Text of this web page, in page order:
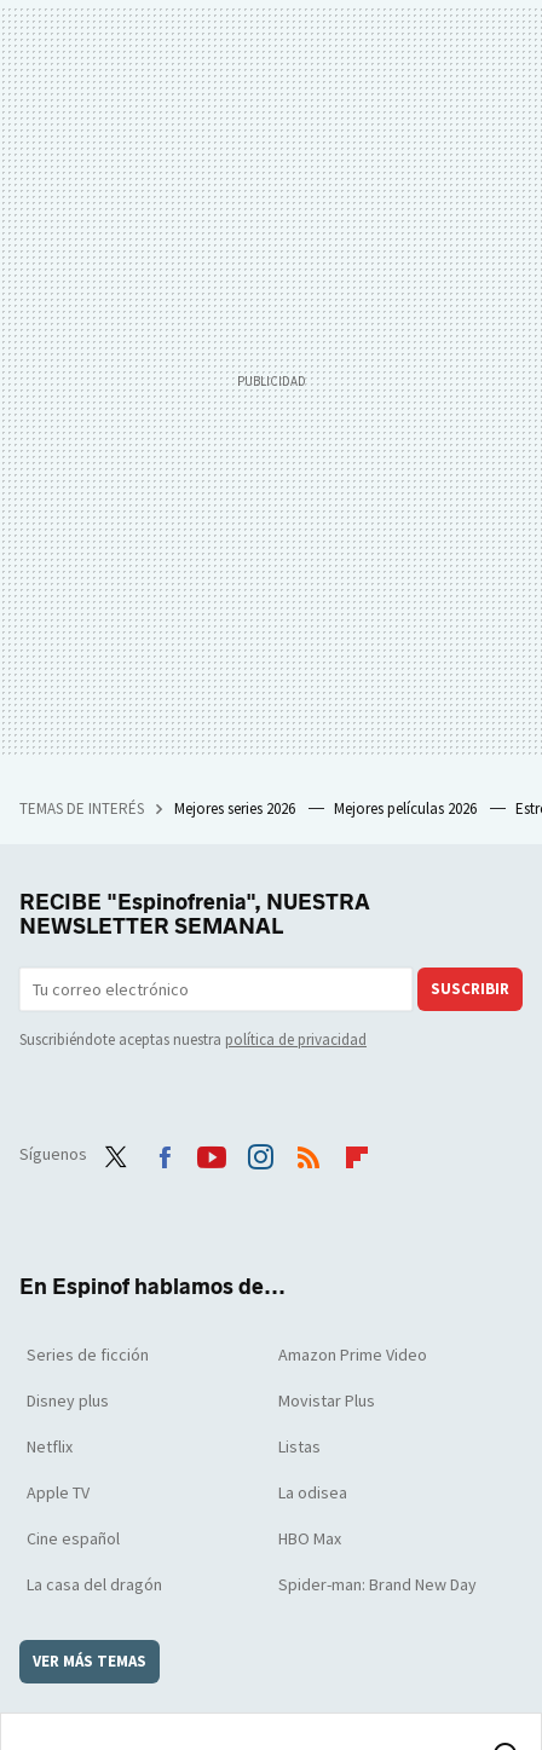
TEMAS DE INTERÉS Mejores series 2026 Mejores películas 2026
RECIBE "Espinofrenia", NUESTRA
NEWSLETTER SEMANAL
SUSCRIBIR
Suscribiéndote aceptas nuestra política de privacidad
Síguenos
En Espinof hablamos de...
Series de ficción Amazon Prime Video
Disney plus Movistar Plus
Netflix Listas
Apple TV La odisea
Cine español HBO Max
La casa del dragón Spider-man: Brand New Day
VER MÁS TEMAS